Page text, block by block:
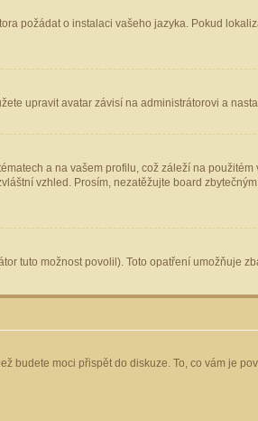
požádat o instalaci vašeho jazyka. Pokud
upravit avatar závisí na administrátorovi a
a na vašem profilu, což záleží na
vzhled. Prosím, nezatěžujte board
tuto možnost povolil). Toto opatření umožňuje
moci přispět do diskuze. To, co vám je